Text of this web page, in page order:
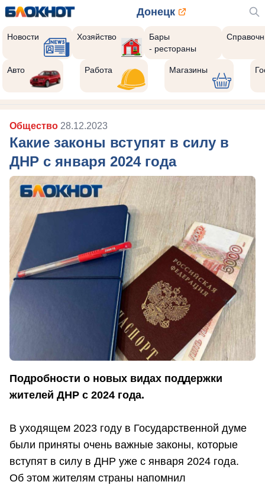
Донецк
Новости Хозяйство
Бары
- рестораны
Авто Работа Магазины
Общество 28.12.2023
Какие законы вступят в силу в
ДНР с января 2024 года
Подробности о новых видах поддержки
жителей ДНР с 2024 года.
В уходящем 2023 году в Государственной думе
были приняты очень важные законы, которые
вступят в силу в ДНР уже с января 2024 года.
Об этом жителям страны напомнил